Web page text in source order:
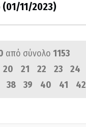
(01/11/2023)
από σύνολο 1153
20 21 22 23 24
38 39 40 41 42